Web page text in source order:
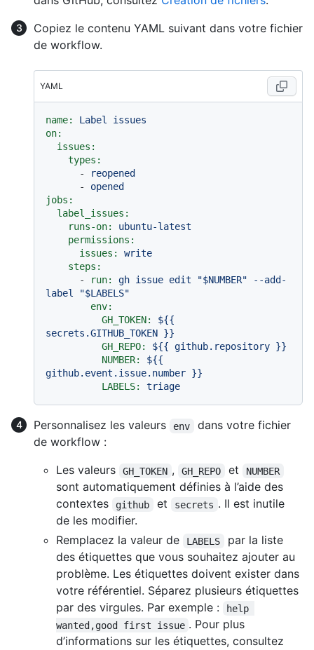
Copiez le contenu YAML suivant dans votre fichier
de workflow.
YAML
name: Label
issues
on:
issues:
types:
-
reopened
-
opened
jobs:
label_issues:
runs-on:
ubuntu-latest
permissions:
issues:
write
steps:
-
run: gh issue edit "$NUMBER"
--add-
label
"$LABELS"
env:
GH_TOKEN:
${{
secrets.GITHUB_TOKEN }}
GH_REPO:
${{ github.repository }}
NUMBER:
${{
github.event.issue.number }}
LABELS:
triage
Personnalisez les valeurs env
dans votre fichier
de workflow :
Les valeurs
GH_TOKEN , GH_REPO et NUMBER
sont automatiquement définies à l’aide des
contextes
github et secrets . Il est inutile
de les modifier.
Remplacez la valeur de
LABELS
par la liste
des étiquettes que vous souhaitez ajouter au
problème. Les étiquettes doivent exister dans
votre référentiel. Séparez plusieurs étiquettes
par des virgules. Par exemple :
help
wanted,good first issue . Pour plus
d’informations sur les étiquettes, consultez